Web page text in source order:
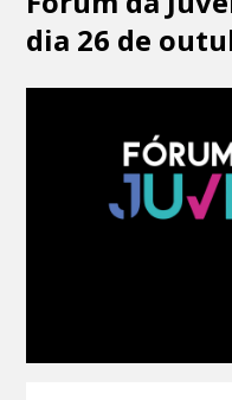
dia 26 de